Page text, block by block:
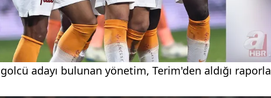
adayı bulunan yönetim, Terim'den aldığı raporla